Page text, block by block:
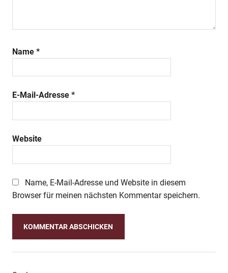
Name *
E-Mail-Adresse *
Website
Name, E-Mail-Adresse und Website in diesem
Browser für meinen nächsten Kommentar speichern.